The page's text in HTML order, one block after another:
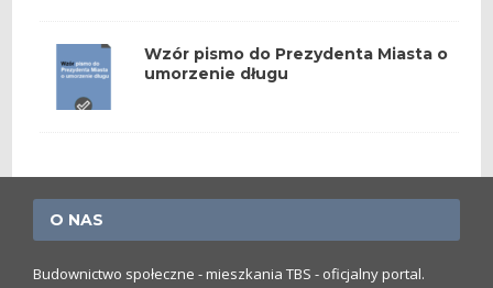
Wzór pismo do Prezydenta Miasta o
umorzenie długu
O NAS
Budownictwo społeczne - mieszkania TBS - oficjalny portal.